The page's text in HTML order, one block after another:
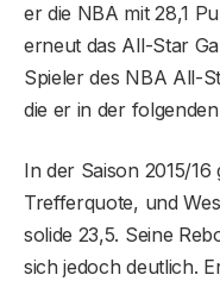
er die NBA mit 28,1
erneut das All-Star
Spieler des NBA All-
die er in der
In der Saison 2015/
Trefferquote, und
solide 23,5. Seine
sich jedoch deutlich.